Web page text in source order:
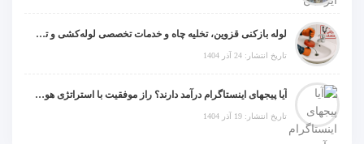
لوله بازکنی قزوین، تخلیه چاه و خدمات تخصصی لوله‌کشی و تشخیص ترکیدگی
تاریخ انتشار: 24 آذر 1404
آیا پیجهای اینستاگرام درآمد دارند؟ راز موفقیت با استراتژی هوشمندانه
تاریخ انتشار: 19 آذر 1404